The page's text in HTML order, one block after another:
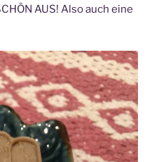
AUS! Also auch eine